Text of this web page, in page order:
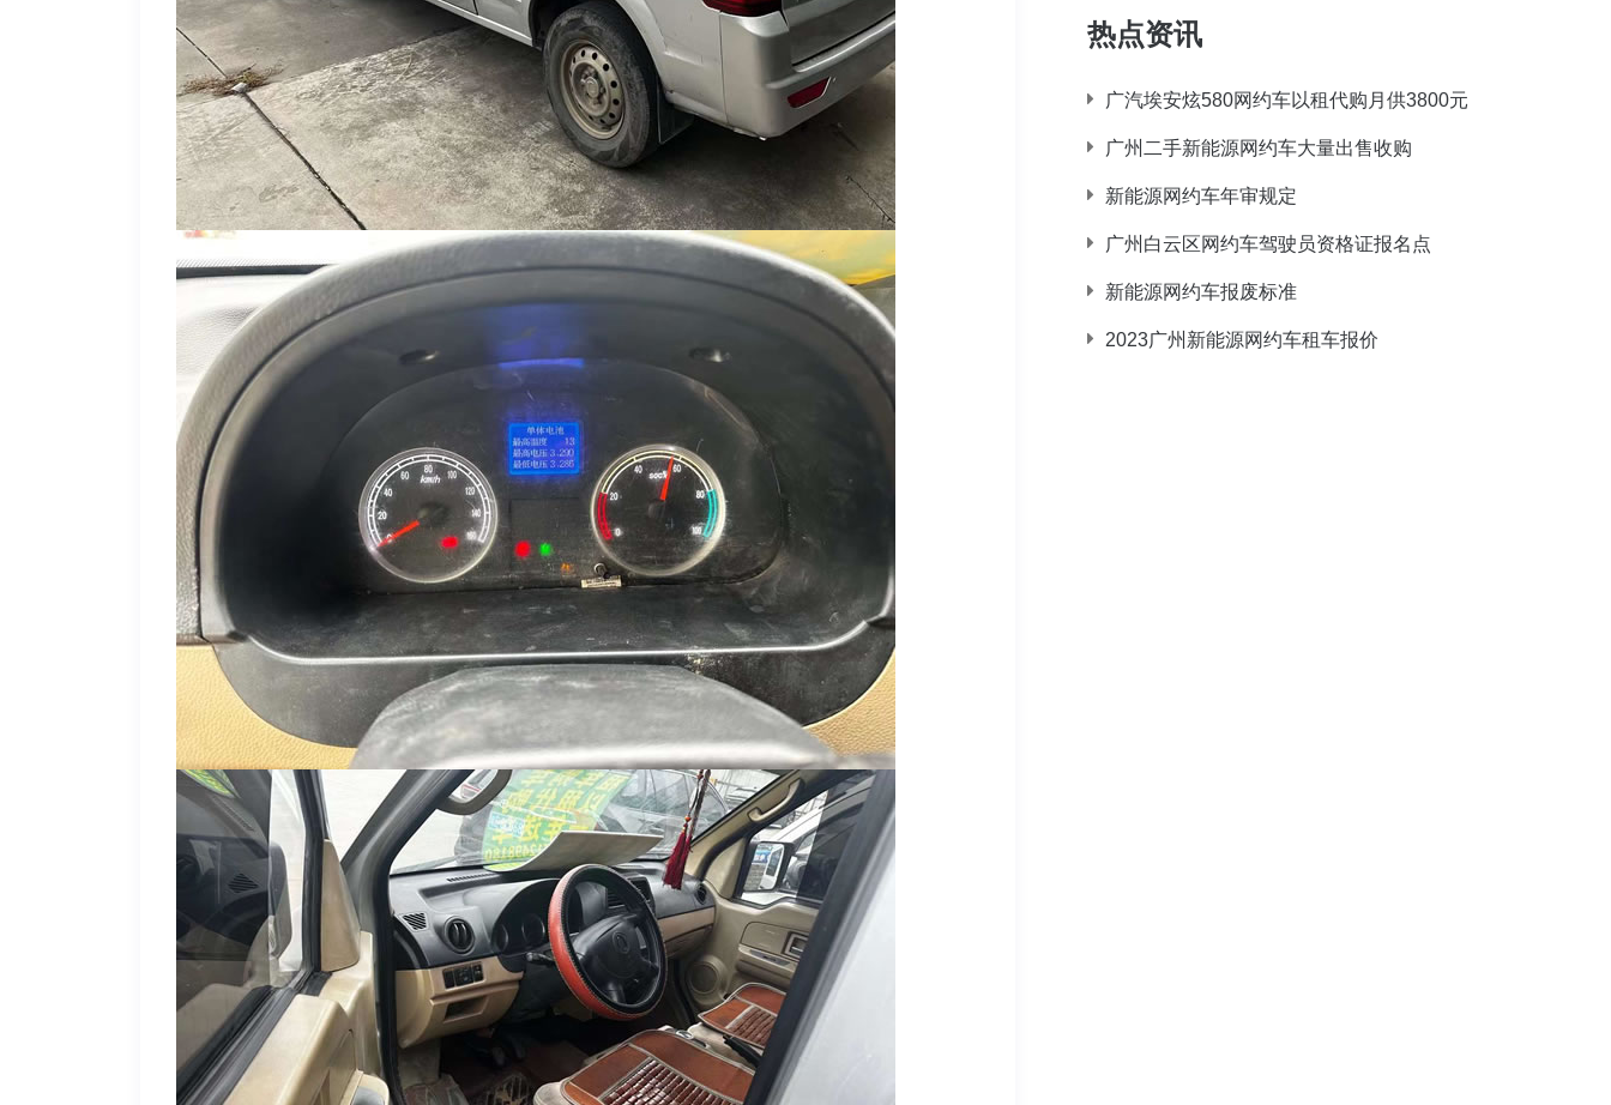
热点资讯
广汽埃安炫580网约车以租代购月供3800元
广州二手新能源网约车大量出售收购
新能源网约车年审规定
广州白云区网约车驾驶员资格证报名点
新能源网约车报废标准
2023广州新能源网约车租车报价